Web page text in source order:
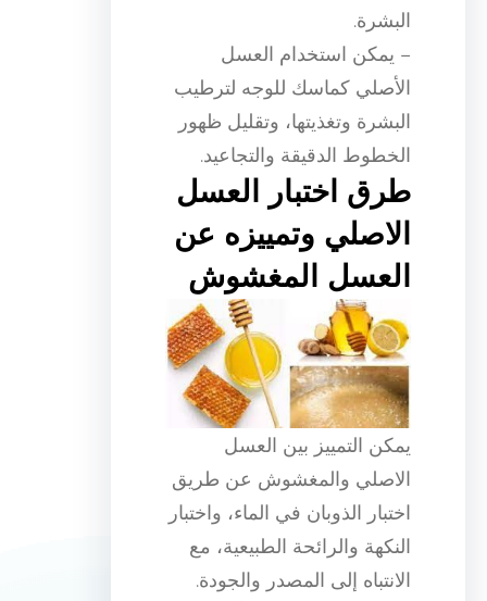
البشرة.
– يمكن استخدام العسل
الأصلي كماسك للوجه لترطيب
البشرة وتغذيتها، وتقليل ظهور
الخطوط الدقيقة والتجاعيد.
طرق اختبار العسل
الاصلي وتمييزه عن
العسل المغشوش
يمكن التمييز بين العسل
الاصلي والمغشوش عن طريق
اختبار الذوبان في الماء، واختبار
النكهة والرائحة الطبيعية، مع
الانتباه إلى المصدر والجودة.